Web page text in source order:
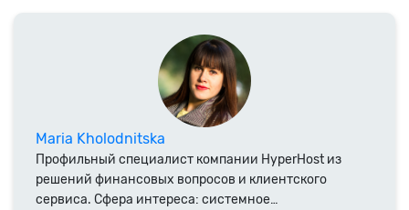
Maria Kholodnitska
Профильный специалист компании HyperHost из
решений финансовых вопросов и клиентского
сервиса. Сфера интереса: системное